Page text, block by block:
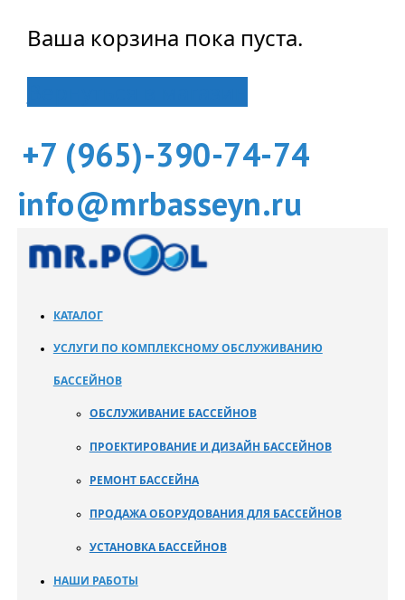
Ваша корзина пока пуста.
+7 (965)-390-74-74
info@mrbasseyn.ru
КАТАЛОГ
УСЛУГИ ПО КОМПЛЕКСНОМУ ОБСЛУЖИВАНИЮ
БАССЕЙНОВ
ОБСЛУЖИВАНИЕ БАССЕЙНОВ
ПРОЕКТИРОВАНИЕ И ДИЗАЙН БАССЕЙНОВ
РЕМОНТ БАССЕЙНА
ПРОДАЖА ОБОРУДОВАНИЯ ДЛЯ БАССЕЙНОВ
УСТАНОВКА БАССЕЙНОВ
НАШИ РАБОТЫ